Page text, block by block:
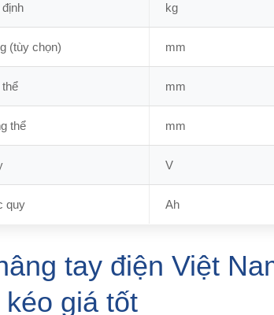
kg
(tùy chọn) mm
thể mm
thể mm
V
quy Ah
tay điện Việt
kéo giá tốt